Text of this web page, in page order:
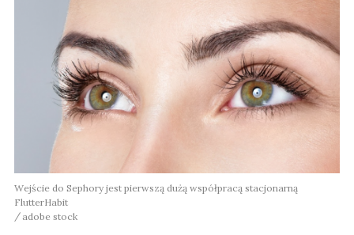
Wejście do Sephory jest pierwszą dużą współpracą stacjonarną
FlutterHabit
adobe stock